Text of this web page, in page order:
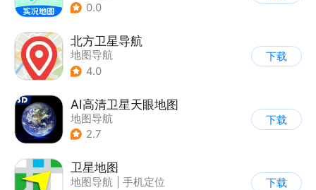
0.0
北方卫星导航
地图导航
4.0
下载
AI高清卫星天眼地图
地图导航
2.7
下载
卫星地图
地图导航
手机定位
下载